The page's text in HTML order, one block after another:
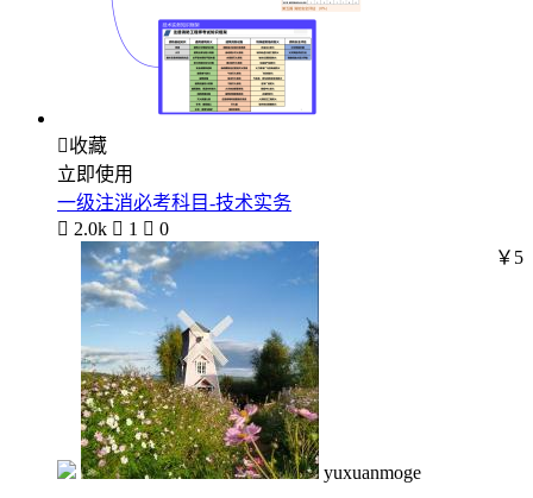
收藏
立即使用
一级注消必考科目-技术实务
 2.0k  1  0
yuxuanmoge
￥5